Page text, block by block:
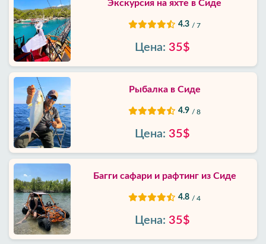
Экскурсия на яхте в Сиде
4.3 / 7
Цена: 35$
Рыбалка в Сиде
4.9 / 8
Цена: 35$
Багги сафари и рафтинг из Сиде
4.8 / 4
Цена: 35$